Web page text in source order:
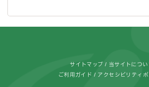
サイトマップ 当サイトについ
ご利用ガイド アクセシビリティ